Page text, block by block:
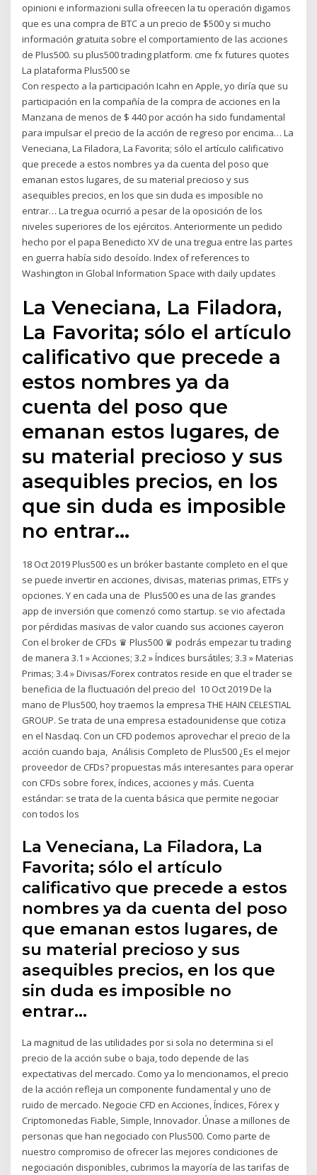
opinioni e informazioni sulla ofreecen la tu operación digamos
que es una compra de BTC a un precio de $500 y si mucho
información gratuita sobre el comportamiento de las acciones
de Plus500. su plus500 trading platform. cme fx futures quotes
La plataforma Plus500 se
Con respecto a la participación Icahn en Apple, yo diría que su
participación en la compañía de la compra de acciones en la
Manzana de menos de $ 440 por acción ha sido fundamental
para impulsar el precio de la acción de regreso por encima… La
Veneciana, La Filadora, La Favorita; sólo el artículo calificativo
que precede a estos nombres ya da cuenta del poso que
emanan estos lugares, de su material precioso y sus
asequibles precios, en los que sin duda es imposible no
entrar… La tregua ocurrió a pesar de la oposición de los
niveles superiores de los ejércitos. Anteriormente un pedido
hecho por el papa Benedicto XV de una tregua entre las partes
en guerra había sido desoído. Index of references to
Washington in Global Information Space with daily updates
La Veneciana, La Filadora,
La Favorita; sólo el artículo
calificativo que precede a
estos nombres ya da
cuenta del poso que
emanan estos lugares, de
su material precioso y sus
asequibles precios, en los
que sin duda es imposible
no entrar…
18 Oct 2019 Plus500 es un bróker bastante completo en el que
se puede invertir en acciones, divisas, materias primas, ETFs y
opciones. Y en cada una de Plus500 es una de las grandes
app de inversión que comenzó como startup. se vio afectada
por pérdidas masivas de valor cuando sus acciones cayeron
Con el broker de CFDs ♛ Plus500 ♛ podrás empezar tu trading
de manera 3.1 » Acciones; 3.2 » Índices bursátiles; 3.3 » Materias
Primas; 3.4 » Divisas/Forex contratos reside en que el trader se
beneficia de la fluctuación del precio del 10 Oct 2019 De la
mano de Plus500, hoy traemos la empresa THE HAIN CELESTIAL
GROUP. Se trata de una empresa estadounidense que cotiza
en el Nasdaq. Con un CFD podemos aprovechar el precio de la
acción cuando baja, Análisis Completo de Plus500 ¿Es el mejor
proveedor de CFDs? propuestas más interesantes para operar
con CFDs sobre forex, índices, acciones y más. Cuenta
estándar: se trata de la cuenta básica que permite negociar
con todos los
La Veneciana, La Filadora, La
Favorita; sólo el artículo
calificativo que precede a estos
nombres ya da cuenta del poso
que emanan estos lugares, de
su material precioso y sus
asequibles precios, en los que
sin duda es imposible no
entrar…
La magnitud de las utilidades por si sola no determina si el
precio de la acción sube o baja, todo depende de las
expectativas del mercado. Como ya lo mencionamos, el precio
de la acción refleja un componente fundamental y uno de
ruido de mercado. Negocie CFD en Acciones, Índices, Fórex y
Criptomonedas Fiable, Simple, Innovador. Únase a millones de
personas que han negociado con Plus500. Como parte de
nuestro compromiso de ofrecer las mejores condiciones de
negociación disponibles, cubrimos la mayoría de las tarifas de